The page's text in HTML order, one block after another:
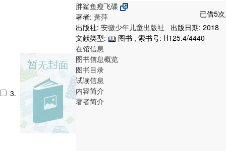
3.
胖鲨鱼瘦飞碟
已借5
著者: 萧萍
出版社: 安徽少年儿童出版社
出版日期: 2018
文献类型:
图书 , 索书号: H125.4/4440
在馆信息
图书信息概览
图书目录
试读信息
内容简介
著者简介